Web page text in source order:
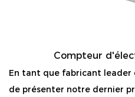
Compteur
En tant que fabricant leader
de présenter notre dernier